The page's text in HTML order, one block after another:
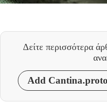
Δείτε περισσότερα
Add